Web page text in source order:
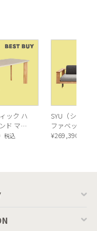
ック ハ
ド マテ
ダイニ
税込
SYU（シュウ
ファベッド（
ュラル）
¥269,390